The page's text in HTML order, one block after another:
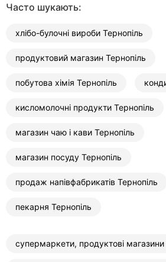
Часто шукають:
хлібо-булочні вироби Тернопіль
продуктовий магазин Тернопіль
побутова хімія Тернопіль
кисломолочні продукти Тернопіль
магазин чаю і кави Тернопіль
магазин посуду Тернопіль
продаж напівфабрикатів Тернопіль
пекарня Тернопіль
супермаркети, продуктові магазини